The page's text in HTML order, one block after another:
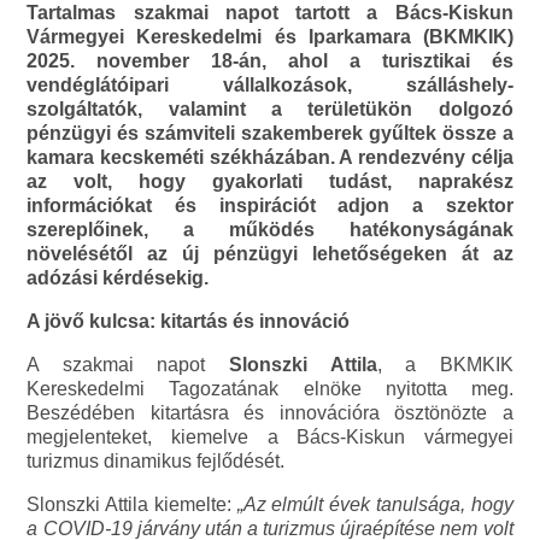
Tartalmas szakmai napot tartott a Bács-Kiskun
Vármegyei Kereskedelmi és Iparkamara (BKMKIK)
2025. november 18-án, ahol a turisztikai és
vendéglátóipari vállalkozások, szálláshely-
szolgáltatók, valamint a területükön dolgozó
pénzügyi és számviteli szakemberek gyűltek össze a
kamara kecskeméti székházában. A rendezvény célja
az volt, hogy gyakorlati tudást, naprakész
információkat és inspirációt adjon a szektor
szereplőinek, a működés hatékonyságának
növelésétől az új pénzügyi lehetőségeken át az
adózási kérdésekig.
A jövő kulcsa: kitartás és innováció
A szakmai napot Slonszki Attila, a BKMKIK
Kereskedelmi Tagozatának elnöke nyitotta meg.
Beszédében kitartásra és innovációra ösztönözte a
megjelenteket, kiemelve a Bács-Kiskun vármegyei
turizmus dinamikus fejlődését.
Slonszki Attila kiemelte: „Az elmúlt évek tanulsága, hogy
a COVID-19 járvány után a turizmus újraépítése nem volt